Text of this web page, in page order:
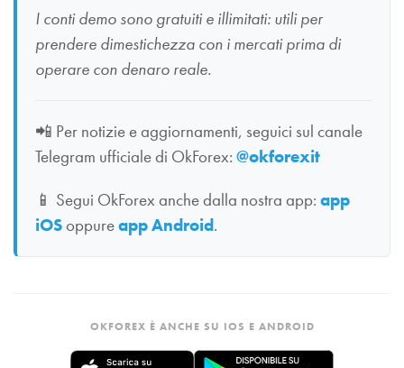
I conti demo sono gratuiti e illimitati: utili per
prendere dimestichezza con i mercati prima di
operare con denaro reale.
📲 Per notizie e aggiornamenti, seguici sul canale
Telegram ufficiale di OkForex: @okforexit
📱 Segui OkForex anche dalla nostra app: app
iOSoppureapp Android.
OKFOREX È ANCHE SU IOS E ANDROID